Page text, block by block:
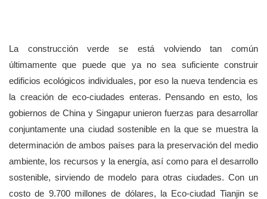
La construcción verde se está volviendo tan común
últimamente que puede que ya no sea suficiente construir
edificios ecológicos individuales, por eso la nueva tendencia es
la creación de eco-ciudades enteras. Pensando en esto, los
gobiernos de China y Singapur unieron fuerzas para desarrollar
conjuntamente una ciudad sostenible en la que se muestra la
determinación de ambos países para la preservación del medio
ambiente, los recursos y la energía, así como para el desarrollo
sostenible, sirviendo de modelo para otras ciudades. Con un
costo de 9.700 millones de dólares, la Eco-ciudad Tianjin se